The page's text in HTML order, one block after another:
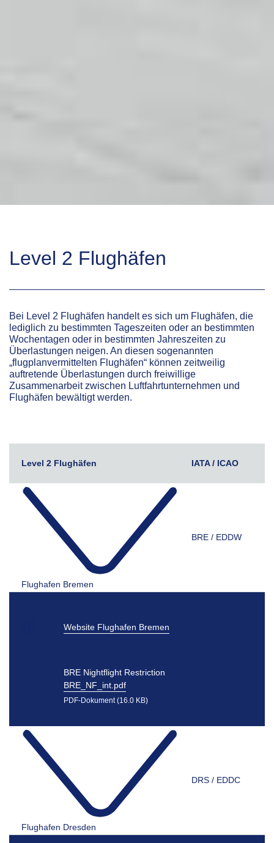
Level 2 Flughäfen
Bei Level 2 Flughäfen handelt es sich um Flughäfen, die
lediglich zu bestimmten Tageszeiten oder an bestimmten
Wochentagen oder in bestimmten Jahreszeiten zu
Überlastungen neigen. An diesen sogenannten
„flugplanvermittelten Flughäfen“ können zeitweilig
auftretende Überlastungen durch freiwillige
Zusammenarbeit zwischen Luftfahrtunternehmen und
Flughäfen bewältigt werden.
Level 2 Flughäfen IATA / ICAO
Flughafen Bremen
BRE / EDDW
Website Flughafen Bremen
BRE Nightflight Restriction
BRE_NF_int.pdf
PDF-Dokument (16.0 KB)
Flughafen Dresden
DRS / EDDC